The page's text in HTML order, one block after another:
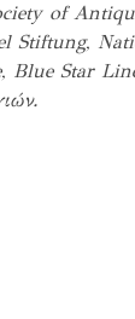
of
Stiftung,
Blue Star
.